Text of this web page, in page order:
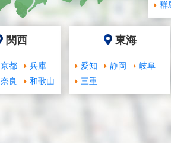
群
関西
京都
兵庫
奈良 和歌山
東海
愛知 静岡
岐阜
三重